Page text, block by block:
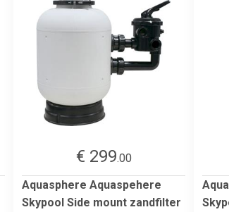
€ 299.00
Aquasphere Aquaspehere
Skypool Side mount zandfilter